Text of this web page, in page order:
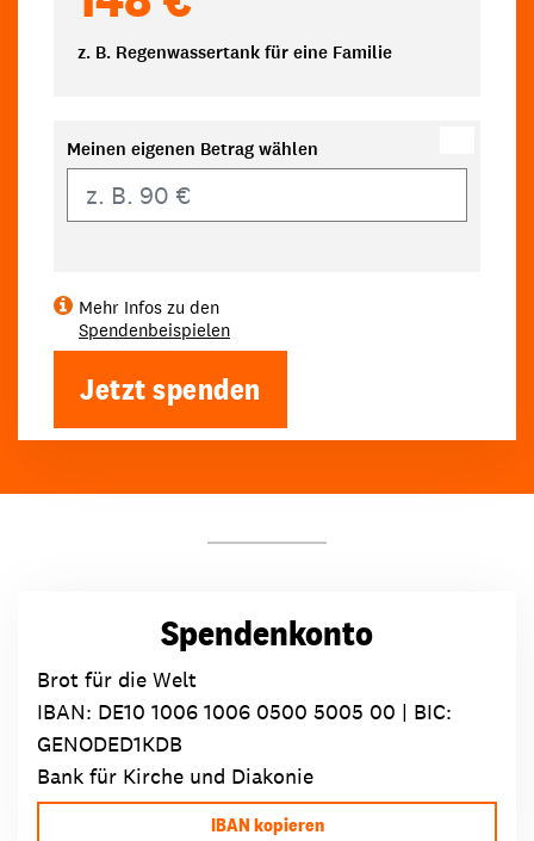
z. B. Regenwassertank für eine Familie
Meinen eigenen Betrag wählen
Mehr Infos zu den
Spendenbeispielen
Jetzt spenden
Spendenkonto
Brot für die Welt
IBAN: DE10 1006 1006 0500 5005 00 | BIC:
GENODED1KDB
Bank für Kirche und Diakonie
IBAN kopieren